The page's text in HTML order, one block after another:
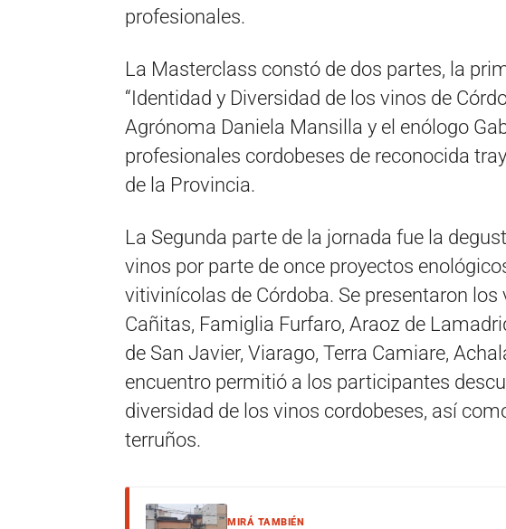
profesionales.
La Masterclass constó de dos partes, la
“Identidad y Diversidad de los vinos de
Agrónoma Daniela Mansilla y el enólogo
profesionales cordobeses de reconocida
de la Provincia.
La Segunda parte de la jornada fue la
vinos por parte de once proyectos
vitivinícolas de Córdoba. Se presentaron los
Cañitas, Famiglia Furfaro, Araoz de
de San Javier, Viarago, Terra Camiare,
encuentro permitió a los participantes
diversidad de los vinos cordobeses, así
terruños.
MIRÁ TAMBIÉN